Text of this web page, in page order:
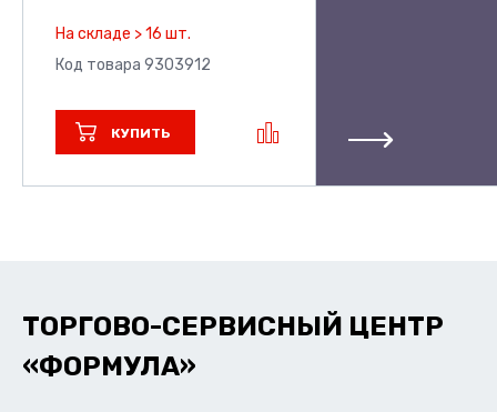
На складе > 16 шт.
Код товара 9303912
КУПИТЬ
ТОРГОВО-СЕРВИСНЫЙ ЦЕНТР
«ФОРМУЛА»